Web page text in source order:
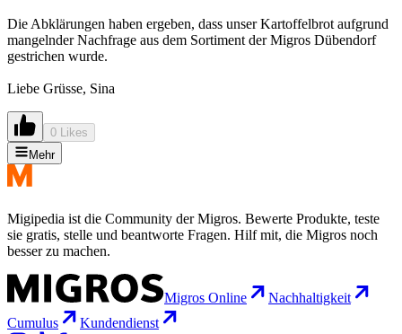
Die Abklärungen haben ergeben, dass unser Kartoffelbrot aufgrund
mangelnder Nachfrage aus dem Sortiment der Migros Dübendorf
gestrichen wurde.
Liebe Grüsse, Sina
0 Likes
Mehr
Migipedia ist die Community der Migros. Bewerte Produkte, teste
sie gratis, stelle und beantworte Fragen. Hilf mit, die Migros noch
besser zu machen.
Migros Online
Nachhaltigkeit
Cumulus
Kundendienst